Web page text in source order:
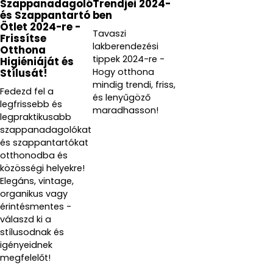
Szappanadagoló
és Szappantartó
Ötlet 2024-re -
Frissítse
Otthona
Higiéniáját és
Stílusát!
Fedezd fel a
legfrissebb és
legpraktikusabb
szappanadagolókat
és szappantartókat
otthonodba és
közösségi helyekre!
Elegáns, vintage,
organikus vagy
érintésmentes -
válaszd ki a
stílusodnak és
igényeidnek
megfelelőt!
Trendjei 2024-
ben
Tavaszi
lakberendezési
tippek 2024-re -
Hogy otthona
mindig trendi, friss,
és lenyűgöző
maradhasson!